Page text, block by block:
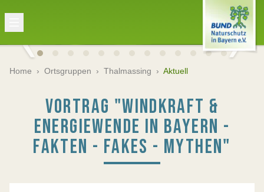
Home › Ortsgruppen › Thalmassing › Aktuell
VORTRAG "WINDKRAFT &
ENERGIEWENDE IN BAYERN -
FAKTEN - FAKES - MYTHEN"